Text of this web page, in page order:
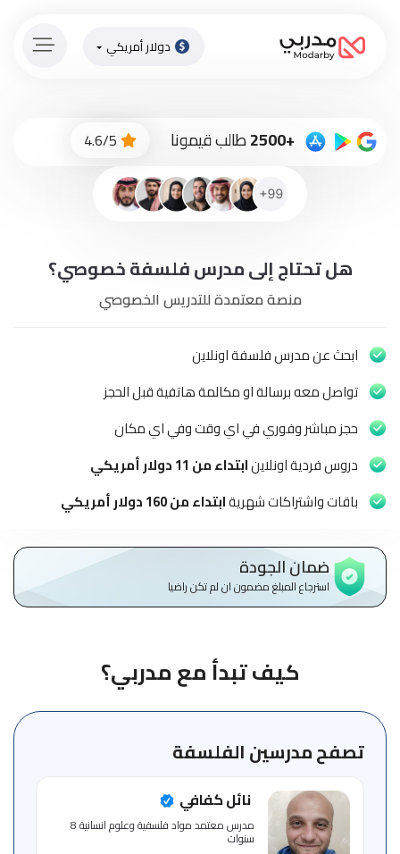
الاّن
أونلاين
باقات
وطلاب
المدارس
نحن
الشروط
والأحكام
الأساسية
للمنصة
الإرشادي
دولار أمريكي
+2500 طالب قيمونا 4.6/5
هل تحتاج إلى مدرس فلسفة خصوصي؟
منصة معتمدة للتدريس الخصوصي
ابحث عن مدرس فلسفة اونلاين
تواصل معه برسالة او مكالمة هاتفية قبل الحجز
حجز مباشر وفوري في اي وقت وفي اي مكان
دروس فردية اونلاينابتداء من 11 دولار أمريكي
باقات واشتراكات شهريةابتداء من 160 دولار أمريكي
ضمان الجودة
استرجاع المبلغ مضمون ان لم تكن راضيا
كيف تبدأ مع مدربي؟
تصفح مدرسين الفلسفة
نائل كفافي
مدرس معتمد مواد فلسفية وعلوم انسانية 8
سنوات